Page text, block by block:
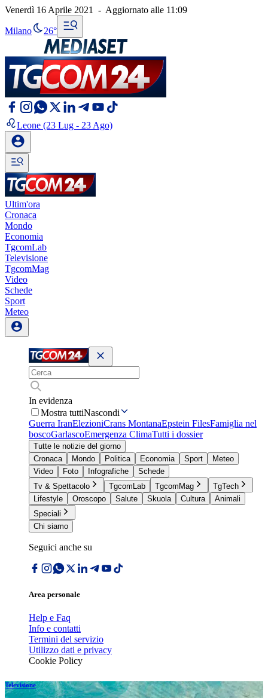
Venerdì 16 Aprile 2021 - Aggiornato alle 11:09
Milano 26°
Leone (23 Lug - 23 Ago)
Ultim'ora
Cronaca
Mondo
Economia
TgcomLab
Televisione
TgcomMag
Video
Schede
Sport
Meteo
In evidenza
Mostra tuttiNascondi
Guerra IranElezioniCrans MontanaEpstein FilesFamiglia nel
boscoGarlascoEmergenza ClimaTutti i dossier
Tutte le notizie del giorno
Cronaca
Mondo Politica Economia Sport
Meteo
Video
Foto Infografiche
Schede
Tv & Spettacolo
TgcomLab TgcomMag
TgTech
Lifestyle
Oroscopo Salute Skuola Cultura
Animali
Speciali
Chi siamo
Seguici anche su
Area personale
Help e Faq
Info e contatti
Termini del servizio
Utilizzo dati e privacy
Cookie Policy
Televisione